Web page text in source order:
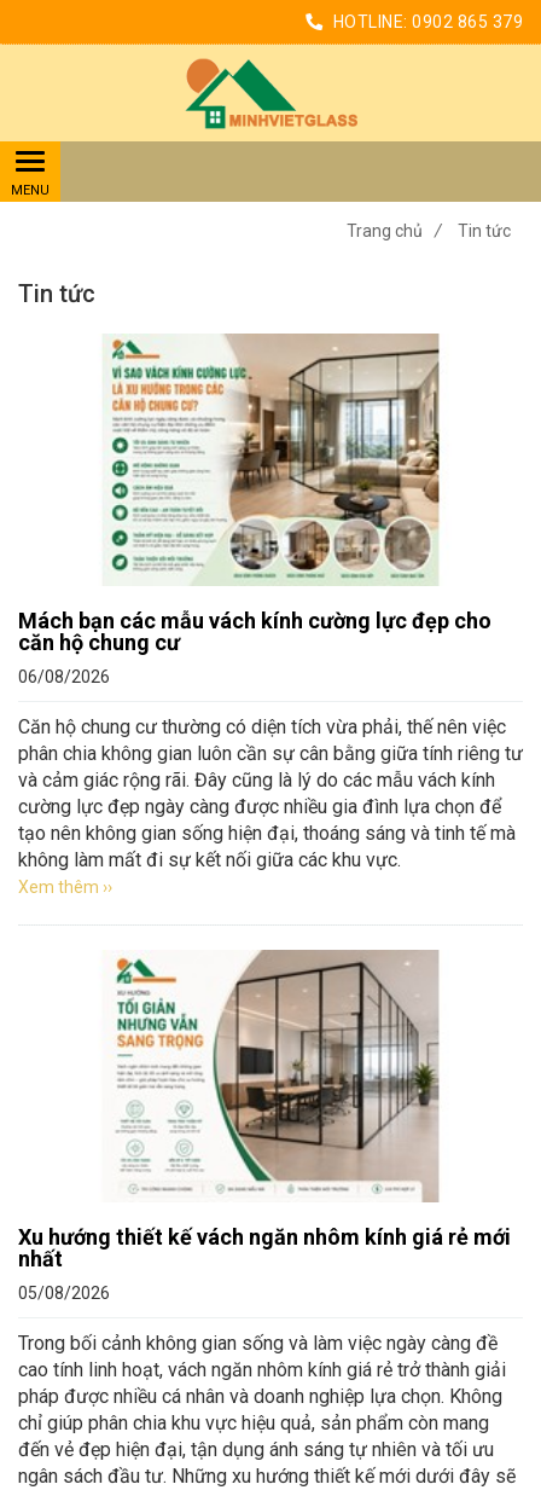
HOTLINE: 0902 865 379
Trang chủ / Tin tức
Tin tức
Mách bạn các mẫu vách kính cường lực đẹp cho
căn hộ chung cư
06/08/2026
Căn hộ chung cư thường có diện tích vừa phải, thế nên việc
phân chia không gian luôn cần sự cân bằng giữa tính riêng tư
và cảm giác rộng rãi. Đây cũng là lý do các mẫu vách kính
cường lực đẹp ngày càng được nhiều gia đình lựa chọn để
tạo nên không gian sống hiện đại, thoáng sáng và tinh tế mà
không làm mất đi sự kết nối giữa các khu vực.
Xem thêm ››
Xu hướng thiết kế vách ngăn nhôm kính giá rẻ mới
nhất
05/08/2026
Trong bối cảnh không gian sống và làm việc ngày càng đề
cao tính linh hoạt, vách ngăn nhôm kính giá rẻ trở thành giải
pháp được nhiều cá nhân và doanh nghiệp lựa chọn. Không
chỉ giúp phân chia khu vực hiệu quả, sản phẩm còn mang
đến vẻ đẹp hiện đại, tận dụng ánh sáng tự nhiên và tối ưu
ngân sách đầu tư. Những xu hướng thiết kế mới dưới đây sẽ